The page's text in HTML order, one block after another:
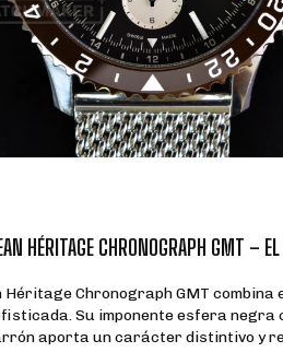
HÉRITAGE CHRONOGRAPH GMT –
Chronograph GMT
Su imponente esfera
aporta un carácter distintivo y